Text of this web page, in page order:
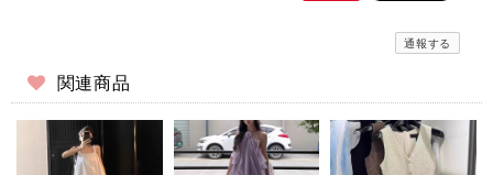
通報する
関連商品